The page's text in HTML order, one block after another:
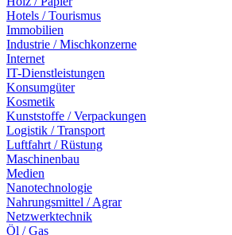
Hotels / Tourismus
Immobilien
Industrie / Mischkonzerne
Internet
IT-Dienstleistungen
Konsumgüter
Kosmetik
Kunststoffe / Verpackungen
Logistik / Transport
Luftfahrt / Rüstung
Maschinenbau
Medien
Nanotechnologie
Nahrungsmittel / Agrar
Netzwerktechnik
Öl / Gas